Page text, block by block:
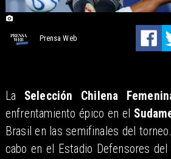
Prensa Web
La Selección Chilena
enfrentamiento épico en el
Brasil en las semifinales del
cabo en el Estadio Defensores del